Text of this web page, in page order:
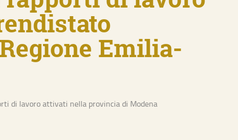
Emilia-
di lavoro attivati nella provincia di Modena